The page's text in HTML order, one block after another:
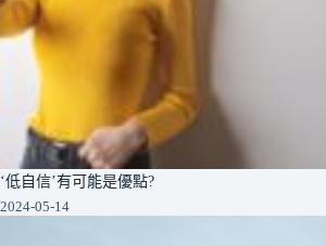
‘低自信’有可能是優點?
2024-05-14